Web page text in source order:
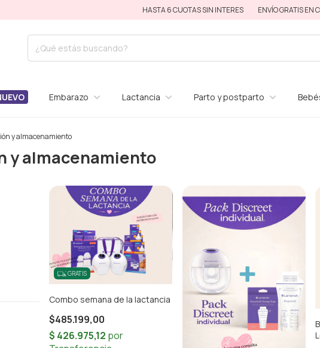
HASTA 6 CUOTAS SIN INTERES ENVÍO GRATIS EN
Embarazo Lactancia Parto y postparto
y almacenamiento
y almacenamiento
GRATIS
Combo semana de la lactancia
$485.199,00